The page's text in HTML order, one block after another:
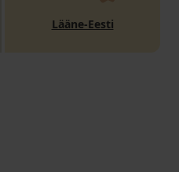
Lääne-Eesti